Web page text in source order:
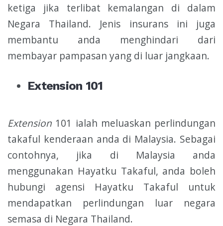
ketiga jika terlibat kemalangan di dalam
Negara Thailand. Jenis insurans ini juga
membantu anda menghindari dari
membayar pampasan yang di luar jangkaan.
Extension 101
Extension 101 ialah meluaskan perlindungan
takaful kenderaan anda di Malaysia. Sebagai
contohnya, jika di Malaysia anda
menggunakan Hayatku Takaful, anda boleh
hubungi agensi Hayatku Takaful untuk
mendapatkan perlindungan luar negara
semasa di Negara Thailand.